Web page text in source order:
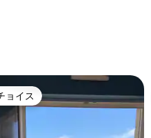
つ星の平均評価
ストチョイスです。
ョイス